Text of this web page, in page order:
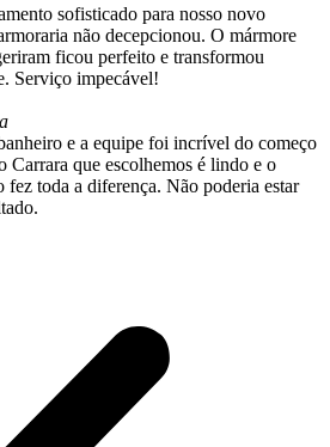
sofisticado para nosso novo
não decepcionou. O mármore
ficou perfeito e transformou
Serviço impecável!
e a equipe foi incrível do começo
Carrara que escolhemos é lindo e o
fez toda a diferença. Não poderia estar